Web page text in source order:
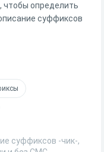
чтобы определить
суффиксов
суффиксов -чик-,